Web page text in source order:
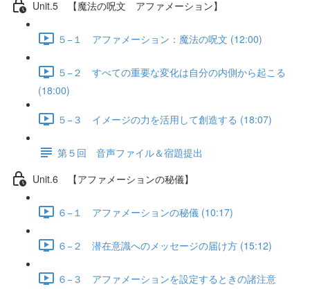
Unit.5 【魔法の呪文 アファメーション】
５−１ アファメーション：魔法の呪文 (12:00)
５−２ すべての重要な変化は自分の内側から起こる
(18:00)
５−３ イメージの力を活用して創造する (18:07)
第５回 音声ファイル＆宿題提出
Unit.6 【アファメーションの秘儀】
６−１ アファメーションの秘儀 (10:17)
６−２ 潜在意識へのメッセージの届け方 (15:12)
６−３ アファメーションを設定するときの諸注意